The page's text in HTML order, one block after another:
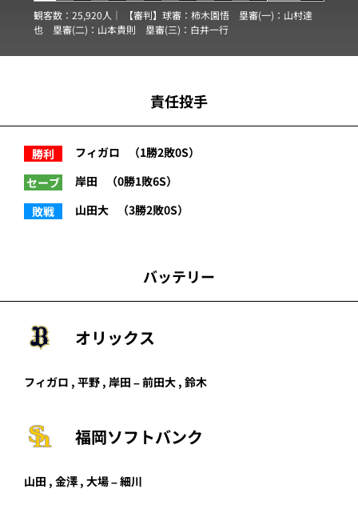
観客数：25,920人｜ 【審判】球審： 柿木園悟 塁審(一)： 山村達
也 塁審(二)： 山本貴則 塁審(三)： 白井一行
責任投手
勝利 フィガロ
（1勝2敗0S）
セーブ
岸田
（0勝1敗6S）
敗戦
山田大 （3勝2敗0S）
バッテリー
オリックス
フィガロ , 平野 , 岸田 – 前田大 , 鈴木
福岡ソフトバンク
山田 , 金澤 , 大場 – 細川